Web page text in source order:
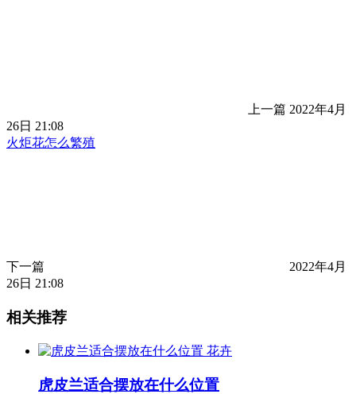
上一篇 2022年4月
26日 21:08
火炬花怎么繁殖
下一篇
2022年4月
26日 21:08
相关推荐
花卉
虎皮兰适合摆放在什么位置